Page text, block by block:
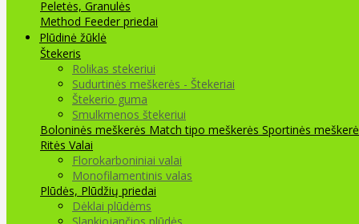
Peletės, Granulės
Method Feeder priedai
Plūdinė žūklė
Štekeris
Rolikas stekeriui
Sudurtinės meškerės - Štekeriai
Štekerio guma
Smulkmenos štekeriui
Boloninės meškerės Match tipo meškerės Sportinės
Ritės Valai
Florokarboniniai valai
Monofilamentinis valas
Plūdės, Plūdžių priedai
Dėklai plūdėms
Slankiojančios plūdės